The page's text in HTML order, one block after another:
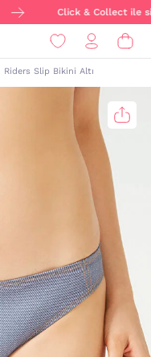
Click & Collect ile
Riders Slip Bikini Altı